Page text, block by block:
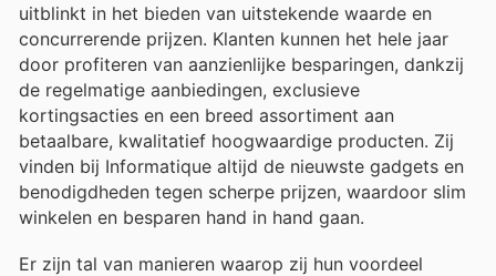
uitblinkt in het bieden van uitstekende waarde en
concurrerende prijzen. Klanten kunnen het hele jaar
door profiteren van aanzienlijke besparingen, dankzij
de regelmatige aanbiedingen, exclusieve
kortingsacties en een breed assortiment aan
betaalbare, kwalitatief hoogwaardige producten. Zij
vinden bij Informatique altijd de nieuwste gadgets en
benodigdheden tegen scherpe prijzen, waardoor slim
winkelen en besparen hand in hand gaan.
Er zijn tal van manieren waarop zij hun voordeel